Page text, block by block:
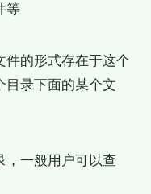
等
件的形式存在于这个
目录下面的某个文
，一般用户可以查